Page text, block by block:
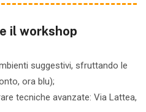
il workshop
suggestivi, sfruttando le
ora blu);
tecniche avanzate: Via Lattea,